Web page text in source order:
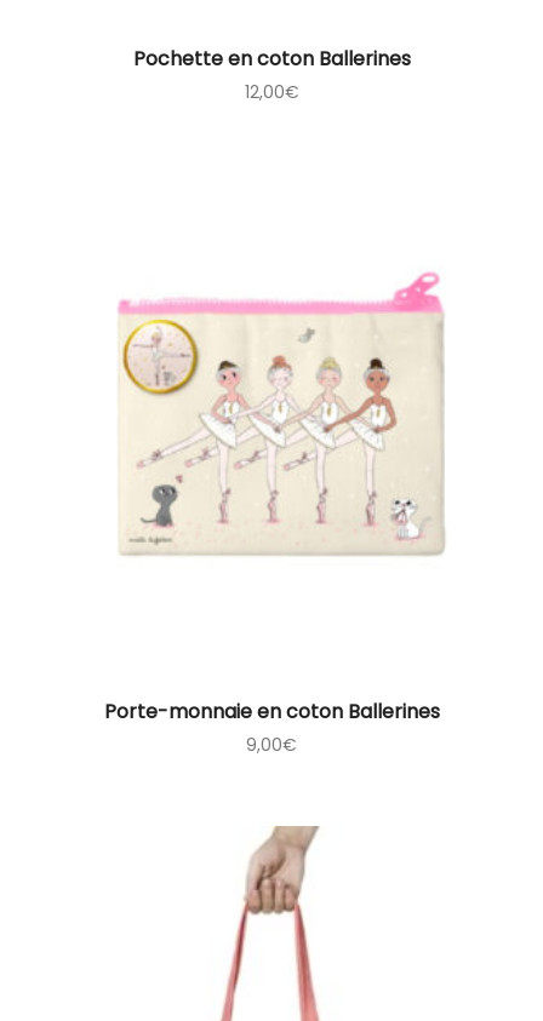
Pochette en coton Ballerines
12,00€
Porte-monnaie en coton Ballerines
9,00€